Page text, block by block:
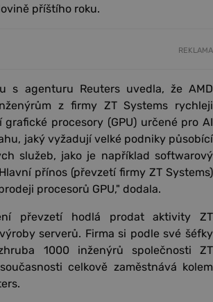
příštího roku.
REKLAMA
s agenturu Reuters uvedla, že AMD
z firmy ZT Systems rychleji
procesory (GPU) určené pro AI
jaký vyžadují velké podniky působící
služeb, jako je například softwarový
přínos (převzetí firmy ZT Systems)
procesorů GPU," dodala.
převzetí hodlá prodat aktivity ZT
serverů. Firma si podle své šéfky
1000 inženýrů společnosti ZT
celkově zaměstnává kolem